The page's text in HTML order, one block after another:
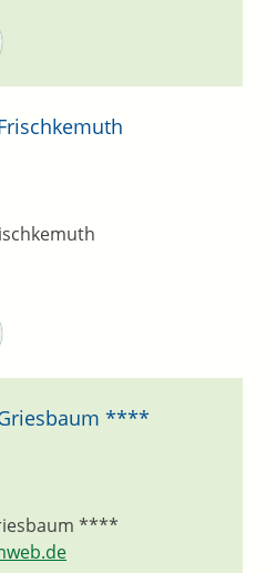
****
****